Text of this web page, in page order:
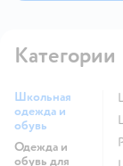
Категории
Школьная
одежда и
обувь
Одежда и
обувь для